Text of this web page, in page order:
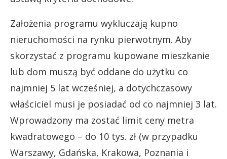
Założenia programu wykluczają kupno
nieruchomości na rynku pierwotnym. Aby
skorzystać z programu kupowane mieszkanie
lub dom muszą być oddane do użytku co
najmniej 5 lat wcześniej, a dotychczasowy
właściciel musi je posiadać od co najmniej 3 lat.
Wprowadzony ma zostać limit ceny metra
kwadratowego – do 10 tys. zł (w przypadku
Warszawy, Gdańska, Krakowa, Poznania i